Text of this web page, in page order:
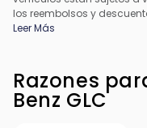
los reembolsos y
consumidores; pueden
de procesamiento del
concesionario puede
Leer Más
Razones
Benz GLC